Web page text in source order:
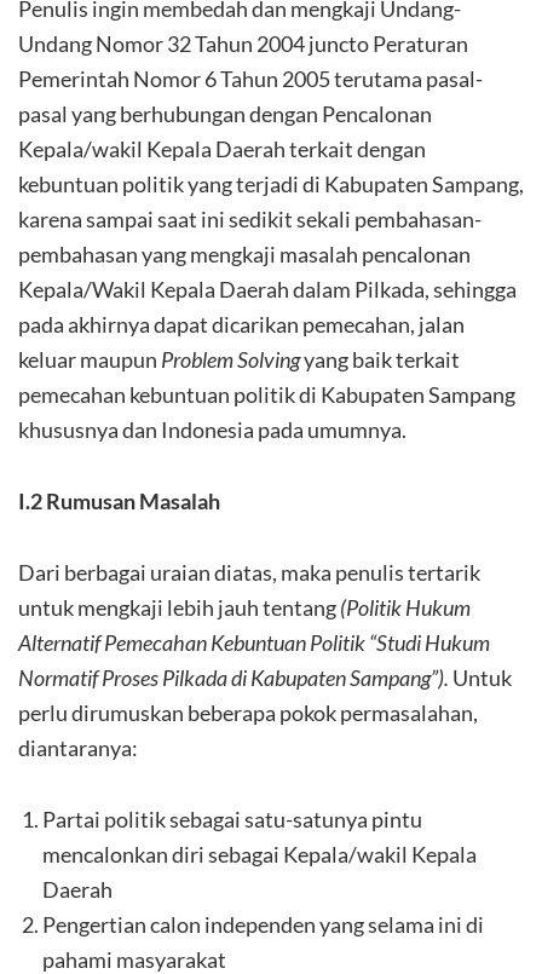
Penulis ingin membedah dan mengkaji Undang-
Undang Nomor 32 Tahun 2004 juncto Peraturan
Pemerintah Nomor 6 Tahun 2005 terutama pasal-
pasal yang berhubungan dengan Pencalonan
Kepala/wakil Kepala Daerah terkait dengan
kebuntuan politik yang terjadi di Kabupaten Sampang,
karena sampai saat ini sedikit sekali pembahasan-
pembahasan yang mengkaji masalah pencalonan
Kepala/Wakil Kepala Daerah dalam Pilkada, sehingga
pada akhirnya dapat dicarikan pemecahan, jalan
keluar maupun Problem Solvingyang baik terkait
pemecahan kebuntuan politik di Kabupaten Sampang
khususnya dan Indonesia pada umumnya.
I.2 Rumusan Masalah
Dari berbagai uraian diatas, maka penulis tertarik
untuk mengkaji lebih jauh tentang(Politik Hukum
Alternatif Pemecahan Kebuntuan Politik “Studi Hukum
Normatif Proses Pilkada di Kabupaten Sampang”). Untuk
perlu dirumuskan beberapa pokok permasalahan,
diantaranya:
Partai politik sebagai satu-satunya pintu
mencalonkan diri sebagai Kepala/wakil Kepala
Daerah
Pengertian calon independen yang selama ini di
pahami masyarakat